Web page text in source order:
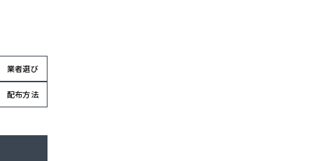
業者選び
配布方法